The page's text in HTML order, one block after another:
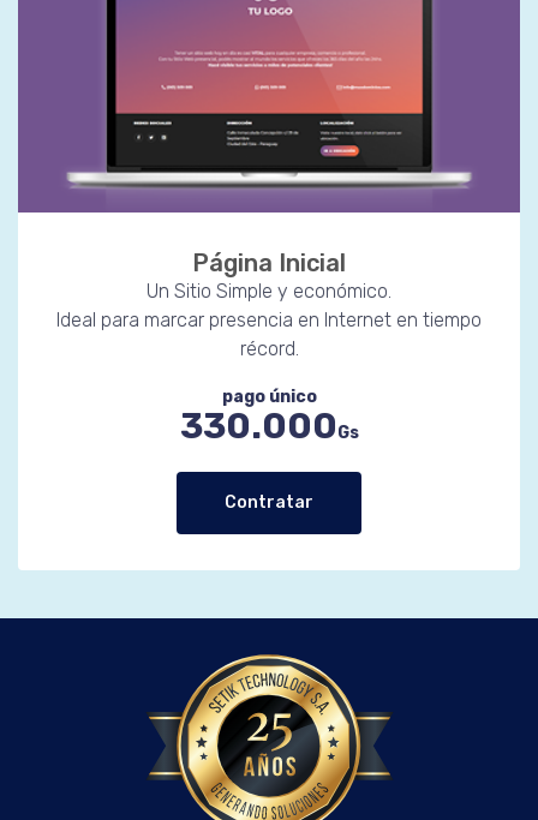
Página Inicial
Un Sitio Simple y económico.
Ideal para marcar presencia en Internet en tiempo
récord.
pago único
330.000Gs
Contratar